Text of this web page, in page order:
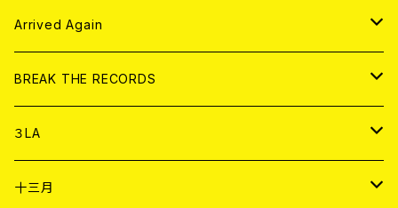
アパレル
書籍
DIGITAL CONTENTS
CD
アナログ
Arrived Again
CD
アナログ
BREAK THE RECORDS
CD
ANALOG
３LA
CD
十三月